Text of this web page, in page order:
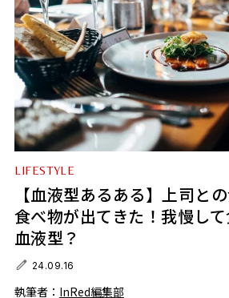
LIFESTYLE
【血液型あるある】上司と
食べ物が出てきた！我慢し
血液型？
24.09.16
執筆者： InRed編集部